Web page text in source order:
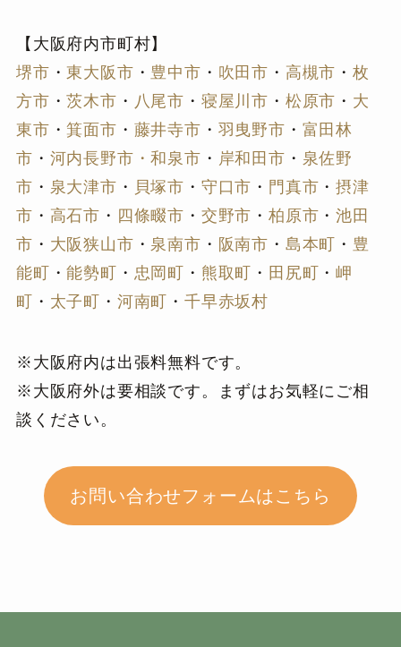
【大阪府内市町村】
堺市 ・東大阪市 ・ 豊中市 ・ 吹田市 ・ 高槻市 ・枚
方市 ・茨木市 ・ 八尾市 ・ 寝屋川市 ・ 松原市 ・ 大
東市 ・箕面市 ・ 藤井寺市 ・ 羽曳野市 ・ 富田林
市 ・ 河内長野市 ・和泉市 ・ 岸和田市 ・ 泉佐野
市 ・ 泉大津市 ・ 貝塚市 ・ 守口市 ・ 門真市 ・摂津
市 ・ 高石市 ・ 四條畷市 ・ 交野市 ・柏原市 ・池田
市 ・ 大阪狭山市 ・ 泉南市 ・ 阪南市 ・ 島本町 ・ 豊
能町 ・能勢町 ・ 忠岡町 ・ 熊取町 ・ 田尻町 ・岬
町 ・ 太子町 ・ 河南町 ・ 千早赤坂村
※大阪府内は出張料無料です。
※大阪府外は要相談です。まずはお気軽にご相
談ください。
お問い合わせフォームはこちら